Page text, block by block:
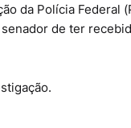
da Polícia Federal
de ter